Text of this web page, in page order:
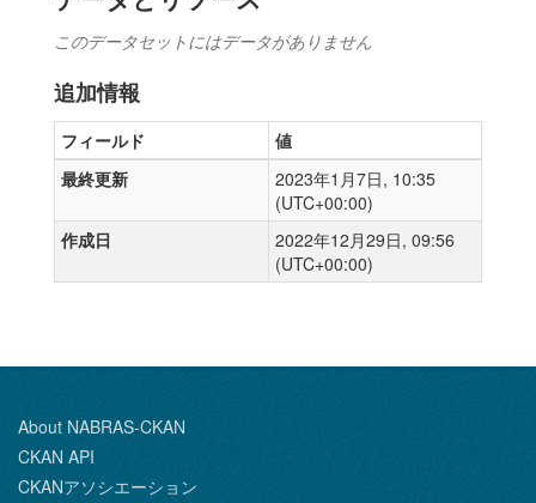
このデータセットにはデータがありません
追加情報
フィールド
値
最終更新
2023年1月7日, 10:35
(UTC+00:00)
作成日
2022年12月29日, 09:56
(UTC+00:00)
About NABRAS-CKAN
CKAN API
CKANアソシエーション